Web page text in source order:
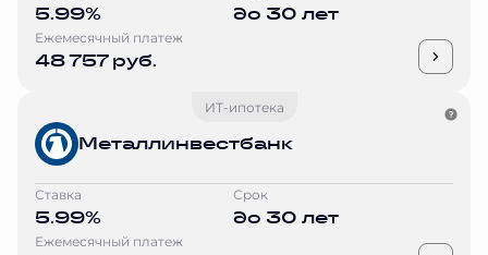
5.99% до 30 лет
Ежемесячный платеж
48 757 руб.
ИТ-ипотека
Металлинвестбанк
Ставка
5.99%
Срок
до 30 лет
Ежемесячный платеж